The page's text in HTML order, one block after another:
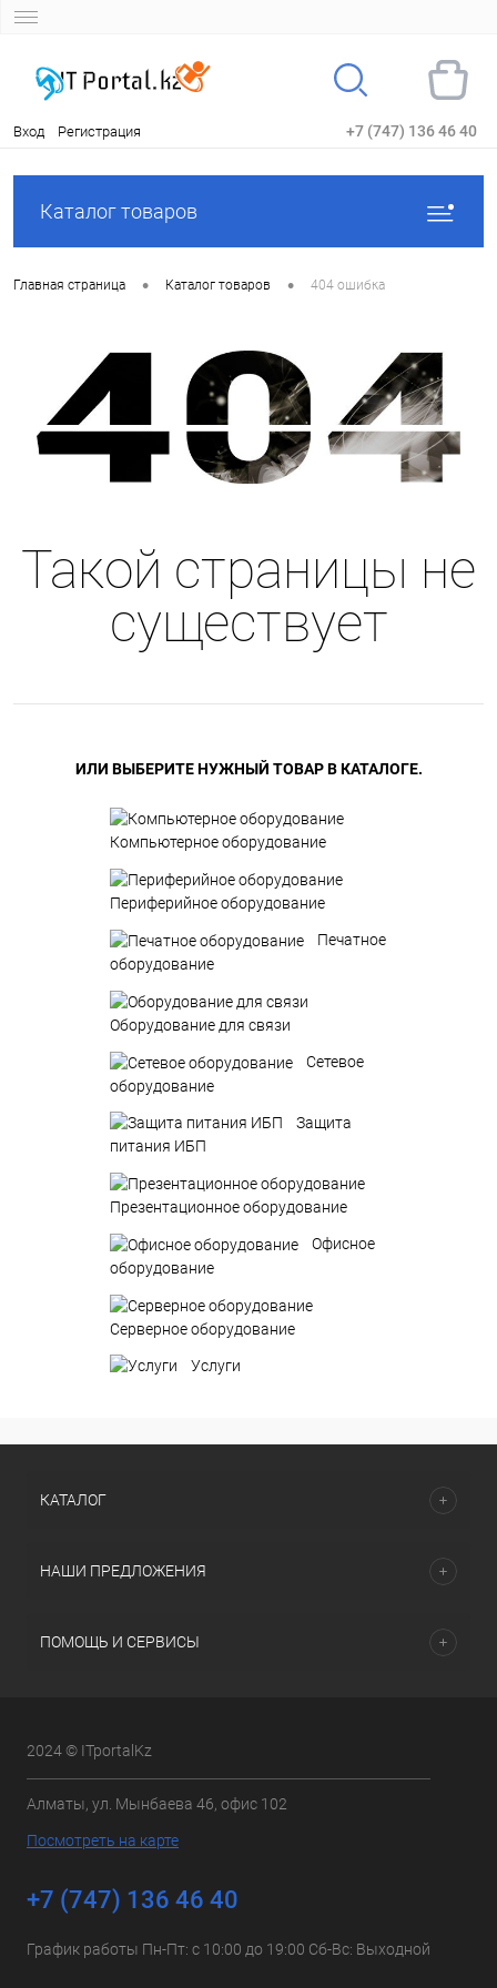
Вход Регистрация +7 (747) 136 46 40
Каталог товаров
Главная страница • Каталог товаров • 404 ошибка
Такой страницы не
существует
ИЛИ ВЫБЕРИТЕ НУЖНЫЙ ТОВАР В КАТАЛОГЕ.
Компьютерное оборудование
Периферийное оборудование
Печатное
оборудование
Оборудование для связи
Сетевое
оборудование
Защита
питания ИБП
Презентационное оборудование
Офисное
оборудование
Серверное оборудование
Услуги
КАТАЛОГ
НАШИ ПРЕДЛОЖЕНИЯ
ПОМОЩЬ И СЕРВИСЫ
2024 © ITportalKz
Алматы, ул. Мынбаева 46, офис 102
Посмотреть на карте
+7 (747) 136 46 40
График работы Пн-Пт: с 10:00 до 19:00 Сб-Вс: Выходной